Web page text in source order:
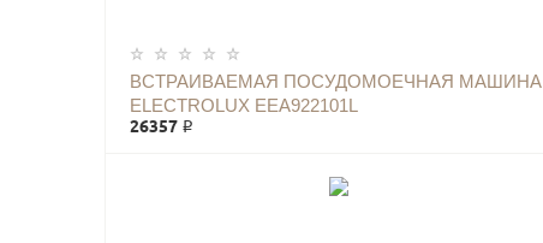
ВСТРАИВАЕМАЯ ПОСУДОМОЕЧНАЯ МАШИНА
ELECTROLUX EEA922101L
26357 ₽